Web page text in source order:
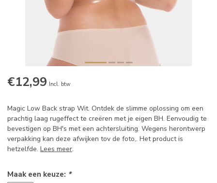
€12,99 Incl. btw
Magic Low Back strap Wit. Ontdek de slimme oplossing om een
prachtig laag rugeffect te creëren met je eigen BH. Eenvoudig te
bevestigen op BH's met een achtersluiting. Wegens herontwerp
verpakking kan deze afwijken tov de foto,. Het product is
hetzelfde. Lees meer.
Maak een keuze: *